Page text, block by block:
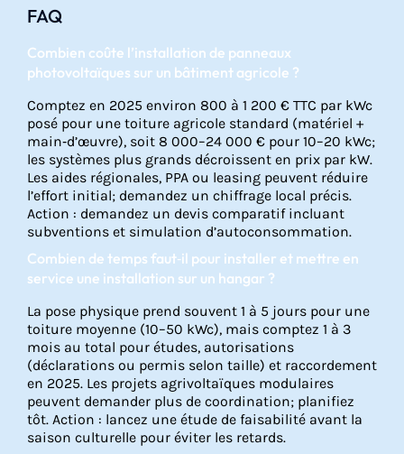
FAQ
Combien coûte l’installation de panneaux
photovoltaïques sur un bâtiment agricole ?
Comptez en 2025 environ 800 à 1 200 € TTC par kWc
posé pour une toiture agricole standard (matériel +
main‑d’œuvre), soit 8 000–24 000 € pour 10–20 kWc;
les systèmes plus grands décroissent en prix par kW.
Les aides régionales, PPA ou leasing peuvent réduire
l’effort initial; demandez un chiffrage local précis.
Action : demandez un devis comparatif incluant
subventions et simulation d’autoconsommation.
Combien de temps faut‑il pour installer et mettre en
service une installation sur un hangar ?
La pose physique prend souvent 1 à 5 jours pour une
toiture moyenne (10–50 kWc), mais comptez 1 à 3
mois au total pour études, autorisations
(déclarations ou permis selon taille) et raccordement
en 2025. Les projets agrivoltaïques modulaires
peuvent demander plus de coordination; planifiez
tôt. Action : lancez une étude de faisabilité avant la
saison culturelle pour éviter les retards.